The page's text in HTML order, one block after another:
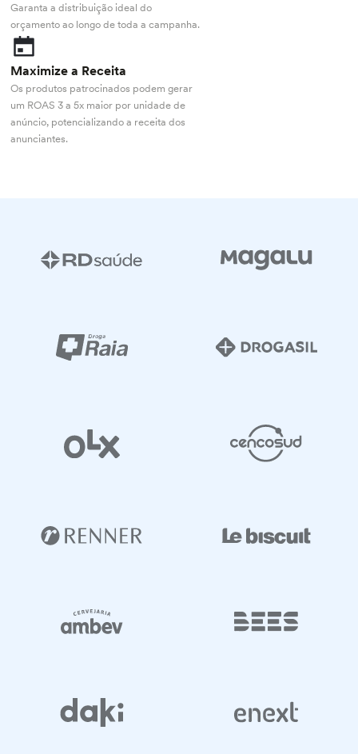
Garanta a distribuição ideal do
orçamento ao longo de toda a campanha.
Maximize a Receita
Os produtos patrocinados podem gerar
um ROAS 3 a 5x maior por unidade de
anúncio, potencializando a receita dos
anunciantes.